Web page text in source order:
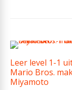
Leer level 1-1
Mario Bros.
Miyamoto